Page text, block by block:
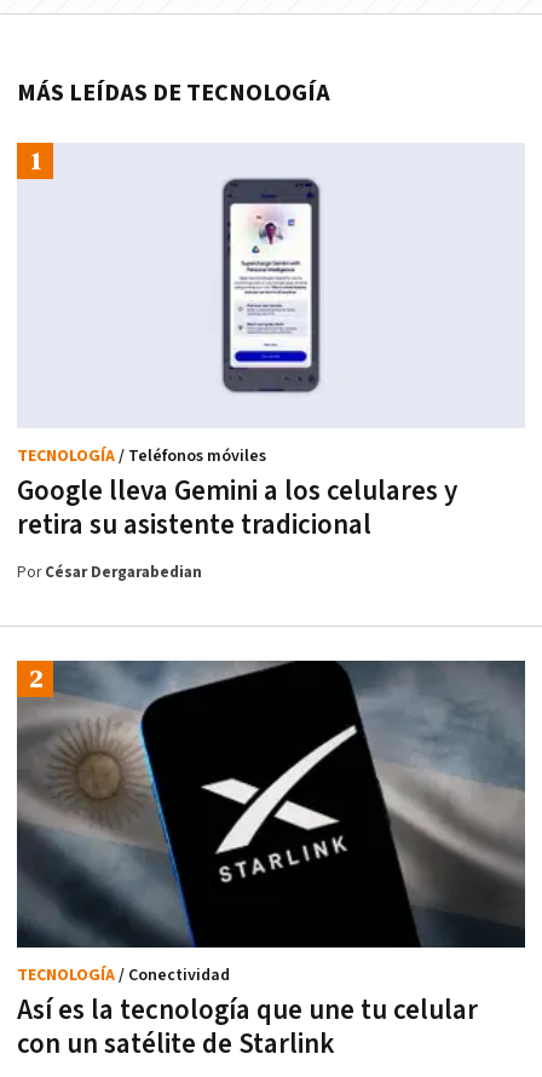
MÁS LEÍDAS DE TECNOLOGÍA
Google lleva Gemini a los celulares y
retira su asistente tradicional
TECNOLOGÍA/ Teléfonos móviles
PorCésar Dergarabedian
Así es la tecnología que une tu celular
con un satélite de Starlink
TECNOLOGÍA/ Conectividad